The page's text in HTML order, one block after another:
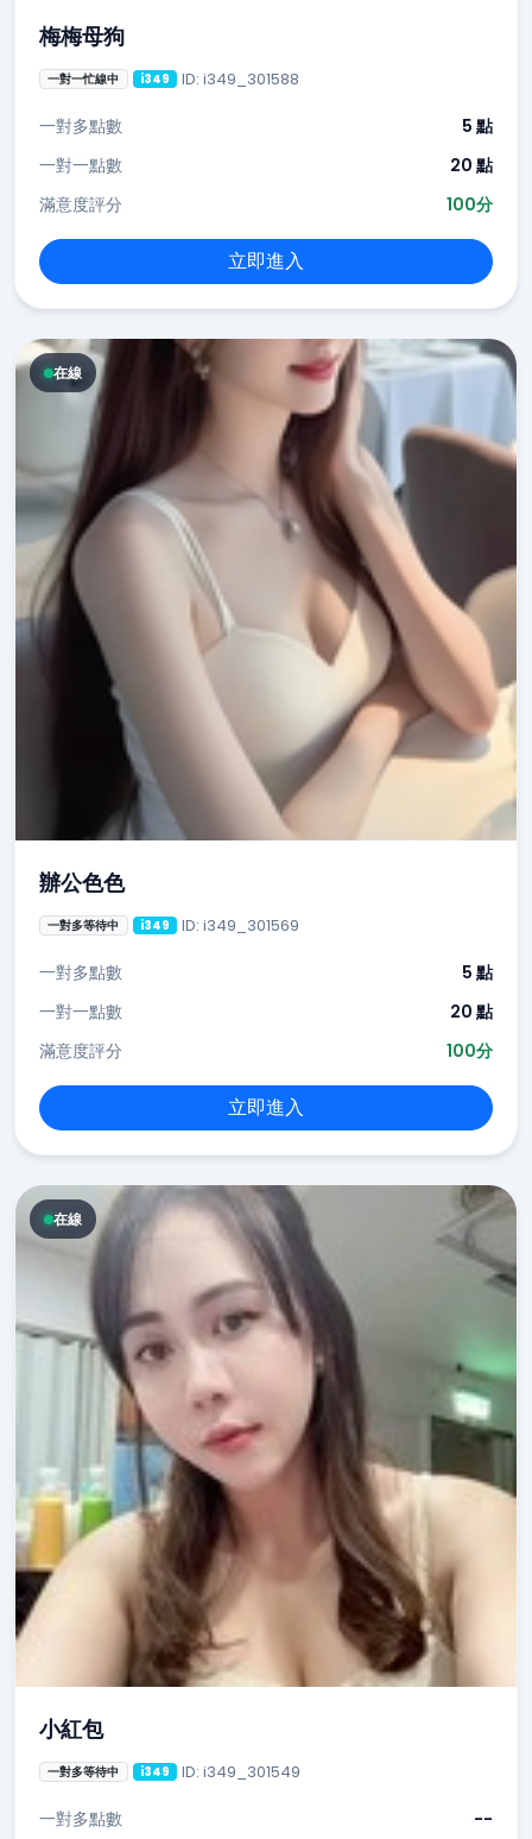
梅梅母狗
一對一忙線中 i349 ID: i349_301588
一對多點數
5 點
一對一點數
20 點
滿意度評分
100分
立即進入
在線
辦公色色
一對多等待中 i349 ID: i349_301569
一對多點數
5 點
一對一點數
20 點
滿意度評分
100分
立即進入
在線
小紅包
一對多等待中 i349 ID: i349_301549
一對多點數
--